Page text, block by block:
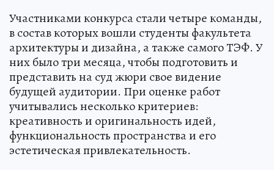
Участниками конкурса стали четыре команды,
в состав которых вошли студенты факультета
архитектуры и дизайна, а также самого ТЭФ. У
них было три месяца, чтобы подготовить и
представить на суд жюри свое видение
будущей аудитории. При оценке работ
учитывались несколько критериев:
креативность и оригинальность идей,
функциональность пространства и его
эстетическая привлекательность.